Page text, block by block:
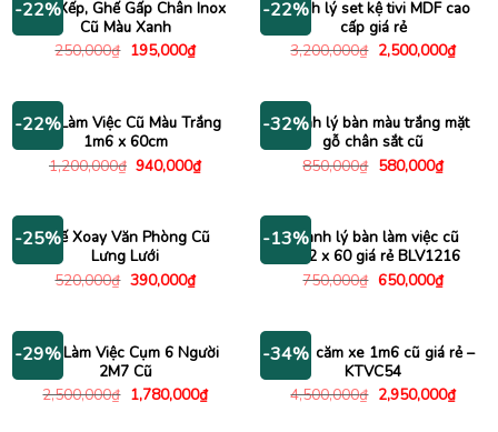
-22%
Ghế Xếp, Ghế Gấp Chân Inox
Cũ Màu Xanh
250,000₫ Giá
195,000₫Giá
hiện
195,000₫.
-22%
Thanh lý set kệ tivi MDF cao
cấp giá rẻ
3,200,000₫ Giá
gốc
2,500,000₫Giá
hiện
-22%
Bàn Làm Việc Cũ Màu Trắng
1m6 x 60cm
1,200,000₫ Giá
940,000₫Giá
hiện
940,000₫.
-32%
Thanh lý bàn màu trắng mặt
gỗ chân sắt cũ
850,000₫ Giá
580,000₫Giá
hiện
-25%Ghế Xoay Văn Phòng Cũ
Lưng Lưới
520,000₫ Giá
390,000₫Giá
hiện
390,000₫.
-13%Thanh lý bàn làm việc cũ
1m2 x 60 giá rẻ BLV1216
750,000₫ Giá
650,000₫Giá
hiện
-29%
Bàn Làm Việc Cụm 6 Người
2M7 Cũ
2,500,000₫ Giá
gốc
1,780,000₫Giá
hiện
-34%
Kệ tivi căm xe 1m6 cũ giá rẻ –
KTVC54
4,500,000₫ Giá
gốc
2,950,000₫Giá
hiện